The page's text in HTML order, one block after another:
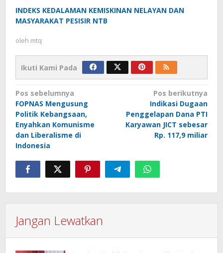
INDEKS KEDALAMAN KEMISKINAN NELAYAN DAN
MASYARAKAT PESISIR NTB
oleh mtq
Ikuti Kami Pada
Navigasi
pos
Pos sebelumnya
FOPNAS Mengusung
Politik Kebangsaan,
Enyahkan Komunisme
dan Liberalisme di
Indonesia
Pos berikutnya
Indikasi Dugaan
Penggelapan Dana PTI
Karyawan JICT sebesar
Rp. 117,9 miliar
Jangan Lewatkan